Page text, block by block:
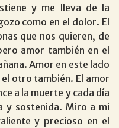
y me lleva de la
como en el dolor. El
que nos quieren, de
amor también en el
Amor en este lado
otro también. El amor
a la muerte y cada día
y sostenida. Miro a mi
y precioso en el